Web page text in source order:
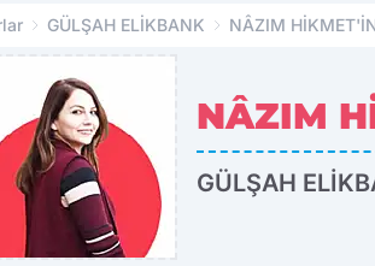
GÜLŞAH ELİKBANK NÂZIM
NÂZIM
GÜLŞAH